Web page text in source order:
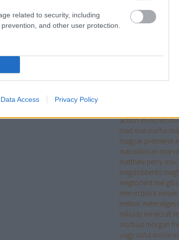
related to security, including
and other user protection.
Data Access Privacy Policy
kamaszok
kedvenc színész
klipkontroll
kulka jános
actionlovecraft
mad max maffia
magyar premierek
mandalorian
matthew perry max
megdöbbentő
megtörtént mel
men in black mesék
meteor
mikulás minecraft
morbius morgan
vagy soha movie